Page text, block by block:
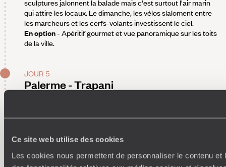
Ce site web utilise des cookies
Les cookies nous permettent de personnaliser le contenu et
sculptures jalonnent la balade mais c'est surtout l'air marin
qui attire les locaux. Le dimanche, les vélos slaloment entre
les marcheurs et les cerfs-volants investissent le ciel.
En option- Apéritif gourmet et vue panoramique sur les toits
de la ville.
JOUR 5
Palerme - Trapani
Trapani.
première aire protégée de Sicile, qui s'étire entre les villages
kilomètres longe le littoral, dévoilant de superbes panoramas